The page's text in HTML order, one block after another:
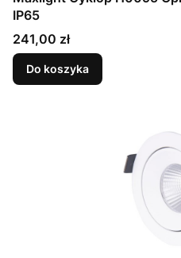
IP65
Cena
241,00 zł
Do koszyka